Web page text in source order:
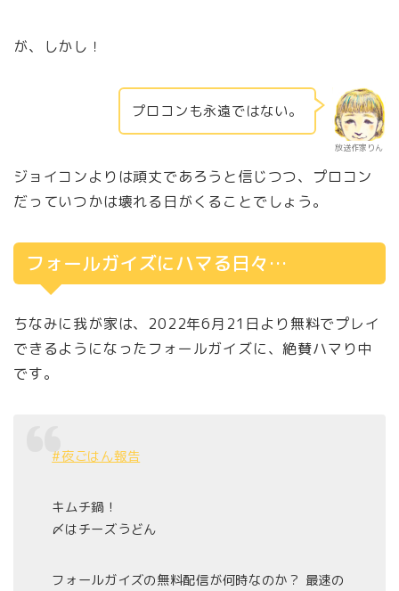
が、しかし！
放送作家りん
プロコンも永遠ではない。
ジョイコンよりは頑丈であろうと信じつつ、プロコン
だっていつかは壊れる日がくることでしょう。
フォールガイズにハマる日々…
ちなみに我が家は、2022年6月21日より無料でプレイ
できるようになったフォールガイズに、絶賛ハマり中
です。
#夜ごはん報告
キムチ鍋！
〆はチーズうどん
フォールガイズの無料配信が何時なのか？ 最速の